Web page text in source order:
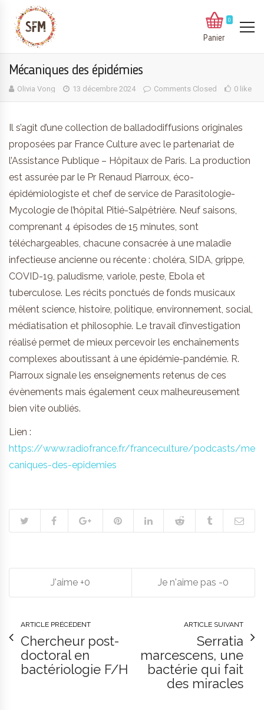
0
Panier
Mécaniques des épidémies
Olivia Vong 13 décembre 2024 Comments Closed 0 like
Il s’agit d’une collection de balladodiffusions originales
proposées par France Culture avec le partenariat de
l’Assistance Publique – Hôpitaux de Paris. La production
est assurée par le Pr Renaud Piarroux, éco-
épidémiologiste et chef de service de Parasitologie-
Mycologie de l’hôpital Pitié-Salpêtrière. Neuf saisons,
comprenant 4 épisodes de 15 minutes, sont
téléchargeables, chacune consacrée à une maladie
infectieuse ancienne ou récente : choléra, SIDA, grippe,
COVID-19, paludisme, variole, peste, Ebola et
tuberculose. Les récits ponctués de fonds musicaux
mêlent science, histoire, politique, environnement, social,
médiatisation et philosophie. Le travail d’investigation
réalisé permet de mieux percevoir les enchaînements
complexes aboutissant à une épidémie-pandémie. R.
Piarroux signale les enseignements retenus de ces
évènements mais également ceux malheureusement
bien vite oubliés.
Lien :
https://www.radiofrance.fr/franceculture/podcasts/me
caniques-des-epidemies
0 0
ARTICLE PRÉCÉDENT
Chercheur post-
doctoral en
bactériologie F/H
ARTICLE SUIVANT
Serratia
marcescens, une
bactérie qui fait
des miracles